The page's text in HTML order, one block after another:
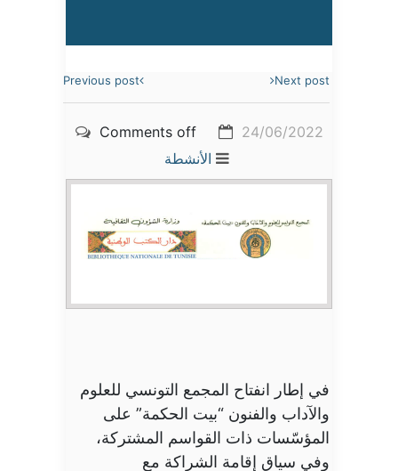
Previous post Next post
24/06/2022
Comments off
الأنشطة
في إطار انفتاح المجمع التونسي للعلوم
والآداب والفنون “بيت الحكمة” على
المؤسّسات ذات القواسم المشتركة،
وفي سياق إقامة الشراكة مع